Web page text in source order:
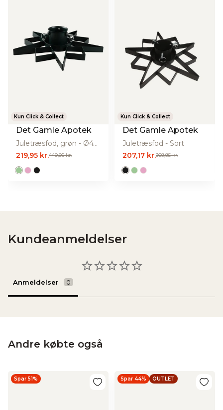
Højde (cm):
Materiale:
Metal
Producent
Det gamle Apotek A/S
Hydrovej 5, 6270 Tønder,
Producentens
website
https://www.det-gamle-
apotek.dk/
Kun Click & Collect
Det Gamle Apotek
Juletræsfod, grøn - Ø47 cm.
219,95 kr.449,95 kr.
Kun Click & Collect
Det Gamle Apotek
Juletræsfod - Sort
207,17 kr.369,95 kr.
Kundeanmeldelser
Anmeldelser
Andre købte også
Spar 51% Spar 44% OUTLET